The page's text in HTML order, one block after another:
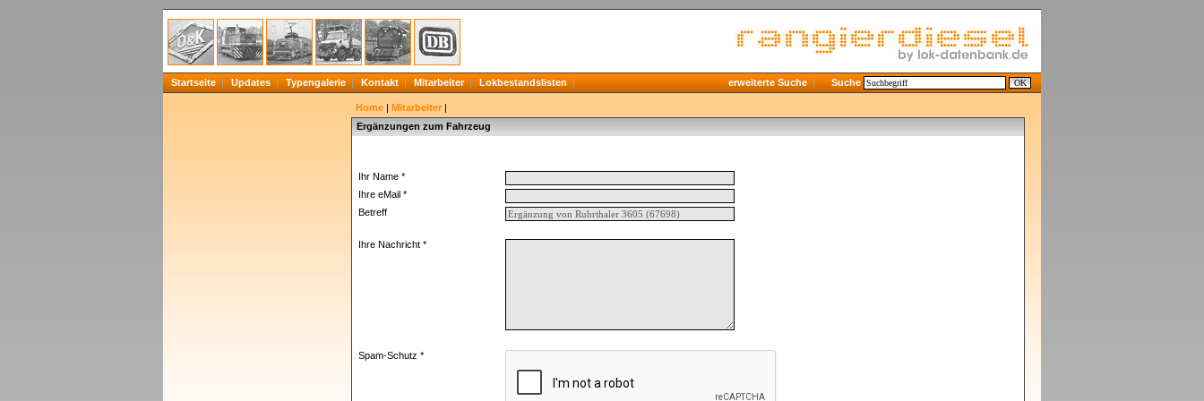
Startseite Updates Typengalerie Kontakt Mitarbeiter Lokbestandslisten erweiterte Suche Suche
Home | Mitarbeiter |
Ergänzungen zum Fahrzeug
Ihr Name *
Ihre eMail *
Betreff
Ihre Nachricht *
Spam-Schutz *